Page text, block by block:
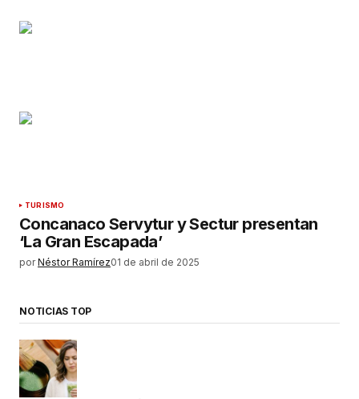
TURISMO
Concanaco Servytur y Sectur presentan
‘La Gran Escapada’
por Néstor Ramírez01 de abril de 2025
NOTICIAS TOP